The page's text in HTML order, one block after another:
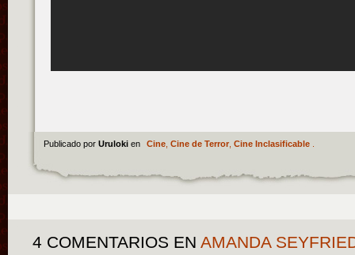
Publicado por Uruloki en Cine, Cine de Terror, Cine Inclasificable.
4 COMENTARIOS EN AMANDA